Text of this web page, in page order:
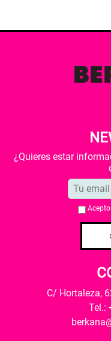
¿Quieres estar
C/ Hortaleza,
Tel.: